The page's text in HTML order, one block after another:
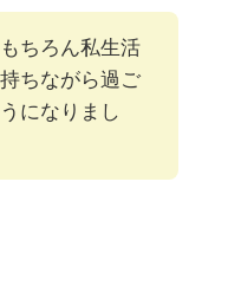
ちろん私生活
ちながら過ご
になりまし